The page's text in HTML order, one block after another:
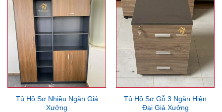
Tủ Hồ Sơ Nhiều Ngăn Giá
Xưởng
Tủ Hồ Sơ Gỗ 3 Ngăn Hiện
Đại Giá Xưởng